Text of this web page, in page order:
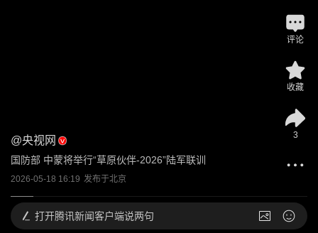
@央视网
国防部 中蒙将举行“草原伙伴-2026”陆军联训
2026-05-18 16:19 发布于北京
评论
收藏
3
打开腾讯新闻客户端说两句